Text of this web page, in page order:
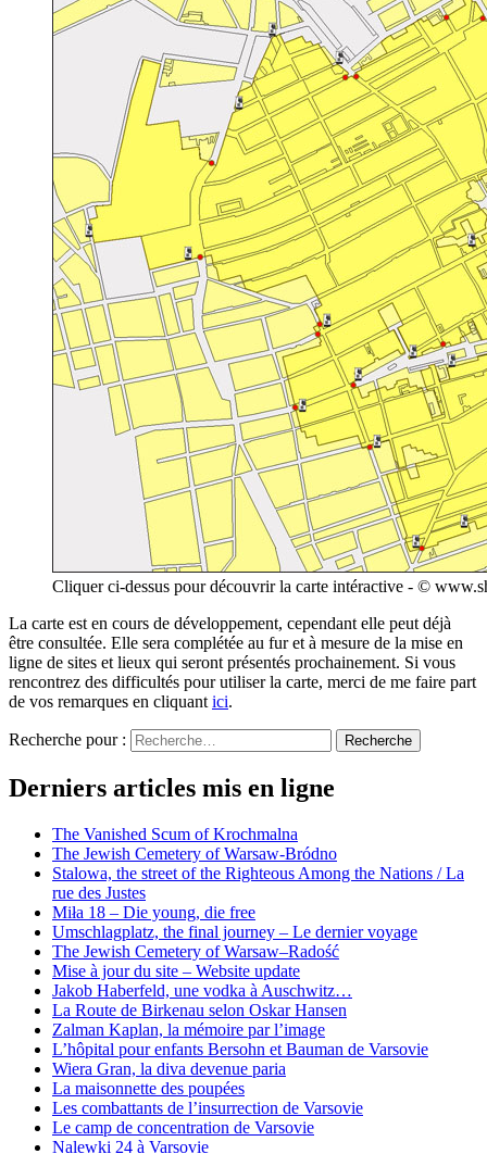
Cliquer ci-dessus pour découvrir la carte intéractive - ©
La carte est en cours de développement, cependant elle peut déjà
être consultée. Elle sera complétée au fur et à mesure de la mise en
ligne de sites et lieux qui seront présentés prochainement. Si vous
rencontrez des difficultés pour utiliser la carte, merci de me faire part
de vos remarques en cliquant ici.
Recherche pour : Recherche
Derniers articles mis en ligne
The Vanished Scum of Krochmalna
The Jewish Cemetery of Warsaw-Bródno
Stalowa, the street of the Righteous Among the Nations / La
rue des Justes
Miła 18 – Die young, die free
Umschlagplatz, the final journey – Le dernier voyage
The Jewish Cemetery of Warsaw–Radość
Mise à jour du site – Website update
Jakob Haberfeld, une vodka à Auschwitz…
La Route de Birkenau selon Oskar Hansen
Zalman Kaplan, la mémoire par l’image
L’hôpital pour enfants Bersohn et Bauman de Varsovie
Wiera Gran, la diva devenue paria
La maisonnette des poupées
Les combattants de l’insurrection de Varsovie
Le camp de concentration de Varsovie
Nalewki 24 à Varsovie